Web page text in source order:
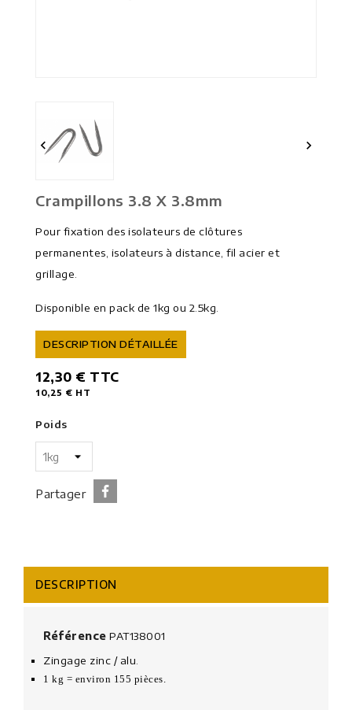
 
Crampillons 3.8 X 3.8mm
Pour fixation des isolateurs de clôtures
permanentes, isolateurs à distance, fil acier et
grillage.
Disponible en pack de 1kg ou 2.5kg.
DESCRIPTION DÉTAILLÉE
12,30 € TTC
10,25 € HT
Poids
Partager
DESCRIPTION
Référence PAT138001
Zingage zinc / alu.
1 kg = environ 155 pièces.